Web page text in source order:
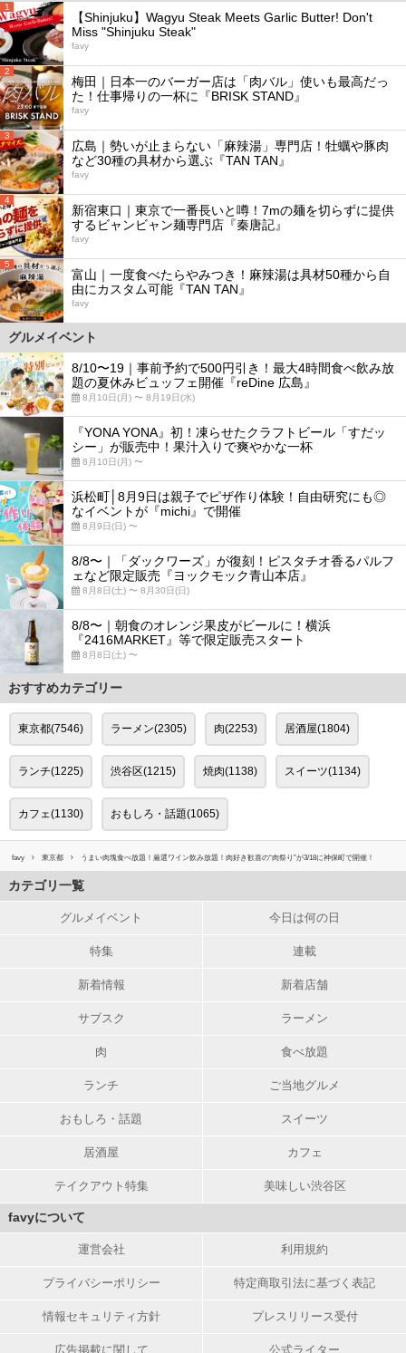
1
【Shinjuku】Wagyu Steak Meets Garlic Butter! Don't
Miss "Shinjuku Steak"
favy
2
梅田｜日本一のバーガー店は「肉バル」使いも最高だっ
た！仕事帰りの一杯に『BRISK STAND』
favy
3
広島｜勢いが止まらない「麻辣湯」専門店！牡蠣や豚肉
など30種の具材から選ぶ『TAN TAN』
favy
4
新宿東口｜東京で一番長いと噂！7mの麺を切らずに提供
するビャンビャン麺専門店『秦唐記』
favy
5
富山｜一度食べたらやみつき！麻辣湯は具材50種から自
由にカスタム可能『TAN TAN』
favy
グルメイベント
8/10〜19｜事前予約で500円引き！最大4時間食べ飲み放
題の夏休みビュッフェ開催『reDine 広島』
8月10日(月) 〜 8月19日(水)
『YONA YONA』初！凍らせたクラフトビール「すだッ
シー」が販売中！果汁入りで爽やかな一杯
8月10日(月) 〜
浜松町│8月9日は親子でピザ作り体験！自由研究にも◎
なイベントが『michi』で開催
8月9日(日) 〜
8/8〜｜「ダックワーズ」が復刻！ピスタチオ香るパルフ
ェなど限定販売『ヨックモック青山本店』
8月8日(土) 〜 8月30日(日)
8/8〜｜朝食のオレンジ果皮がビールに！横浜
『2416MARKET』等で限定販売スタート
8月8日(土) 〜
おすすめカテゴリー
東京都(7546) ラーメン(2305) 肉(2253) 居酒屋(1804)
ランチ(1225) 渋谷区(1215) 焼肉(1138) スイーツ(1134)
カフェ(1130) おもしろ・話題(1065)
favy 東京都 うまい肉塊食べ放題！厳選ワイン飲み放題！肉好き歓喜の“肉祭り”が3/18に神保町で開催！
カテゴリ一覧
グルメイベント 今日は何の日
特集 連載
新着情報 新着店舗
サブスク ラーメン
肉 食べ放題
ランチ ご当地グルメ
おもしろ・話題 スイーツ
居酒屋 カフェ
テイクアウト特集 美味しい渋谷区
favyについて
運営会社 利用規約
プライバシーポリシー 特定商取引法に基づく表記
情報セキュリティ方針 プレスリリース受付
広告掲載に関して 公式ライター